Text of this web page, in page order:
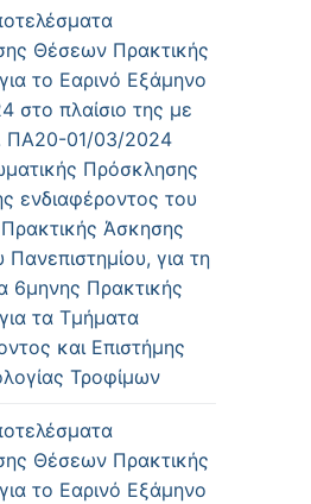
Θέσεων Πρακτικής
το Εαρινό Εξάμηνο
στο πλαίσιο της με
ΠΑ20-01/03/2024
Πρόσκλησης
ενδιαφέροντος του
Άσκησης
Πανεπιστημίου, για τη
6μηνης Πρακτικής
τα Τμήματα
και Επιστήμης
Τροφίμων
Θέσεων Πρακτικής
το Εαρινό Εξάμηνο